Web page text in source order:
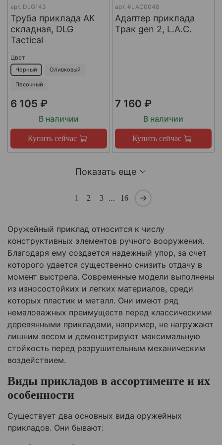
арт. DLG143
Труба приклада АК
складная, DLG
Tactical
Цвет
Черный Оливковый
Песочный
6 105 ₽
В наличии
Купить сейчас
арт. #LAC0048
Адаптер приклада
Трак gen 2, L.A.C.
7 160 ₽
В наличии
Купить сейчас
Показать еще
1 2 3 … 16
Оружейный приклад относится к числу
конструктивных элементов ручного вооружения.
Благодаря ему создается надежный упор, за счет
которого удается существенно снизить отдачу в
момент выстрела. Современные модели выполнены
из износостойких и легких материалов, среди
которых пластик и металл. Они имеют ряд
немаловажных преимуществ перед классическими
деревянными прикладами, например, не нагружают
лишним весом и демонстрируют максимальную
стойкость перед разрушительным механическим
воздействием.
Виды прикладов в ассортименте и их
особенности
Существует два основных вида оружейных
прикладов. Они бывают: